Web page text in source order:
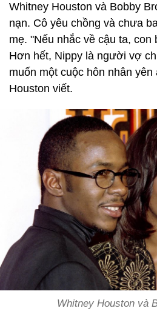
Whitney Houston và Bobby
nạn. Cô yêu chồng và chưa
mẹ. "Nếu nhắc về cậu ta, con
Hơn hết, Nippy là người vợ
muốn một cuộc hôn nhân yên
Houston viết.
Whitney Houston và